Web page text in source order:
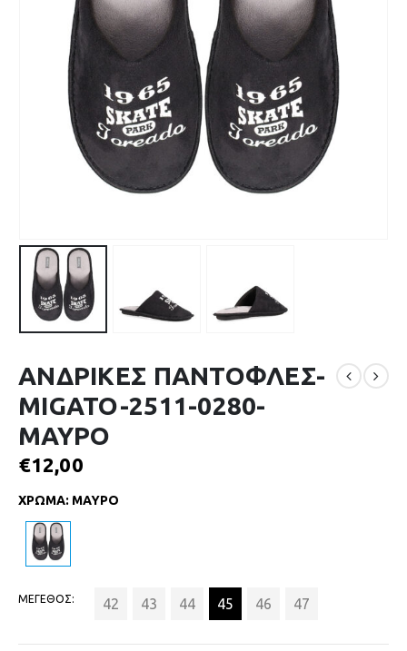
ΑΝΔΡΙΚΕΣ ΠΑΝΤΟΦΛΕΣ-
MIGATO-2511-0280-
ΜΑΥΡΟ
€12,00
ΧΡΩΜΑ: ΜΑΥΡΟ
ΜΕΓΕΘΟΣ 42 43 44 45 46 47